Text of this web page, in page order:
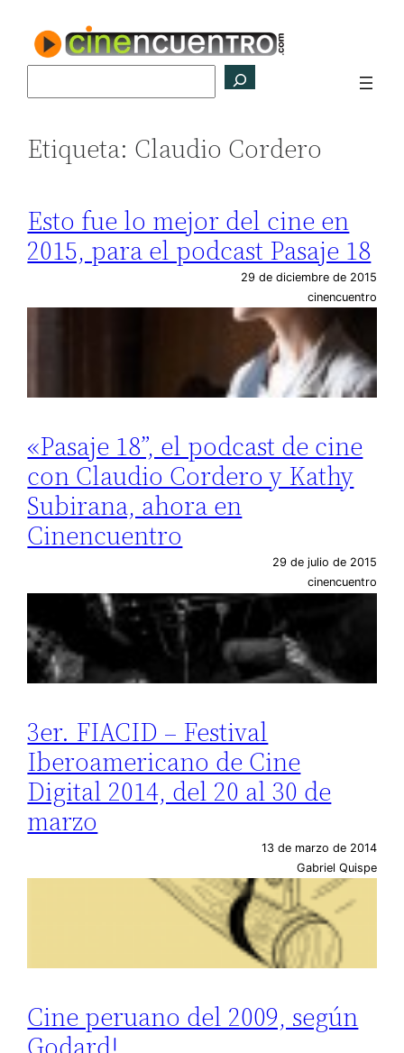
contenido
Etiqueta: Claudio Cordero
Esto fue lo mejor del cine en
2015, para el podcast Pasaje 18
29 de diciembre de 2015
cinencuentro
«Pasaje 18”, el podcast de cine
con Claudio Cordero y Kathy
Subirana, ahora en
Cinencuentro
29 de julio de 2015
cinencuentro
3er. FIACID – Festival
Iberoamericano de Cine
Digital 2014, del 20 al 30 de
marzo
13 de marzo de 2014
Gabriel Quispe
Cine peruano del 2009, según